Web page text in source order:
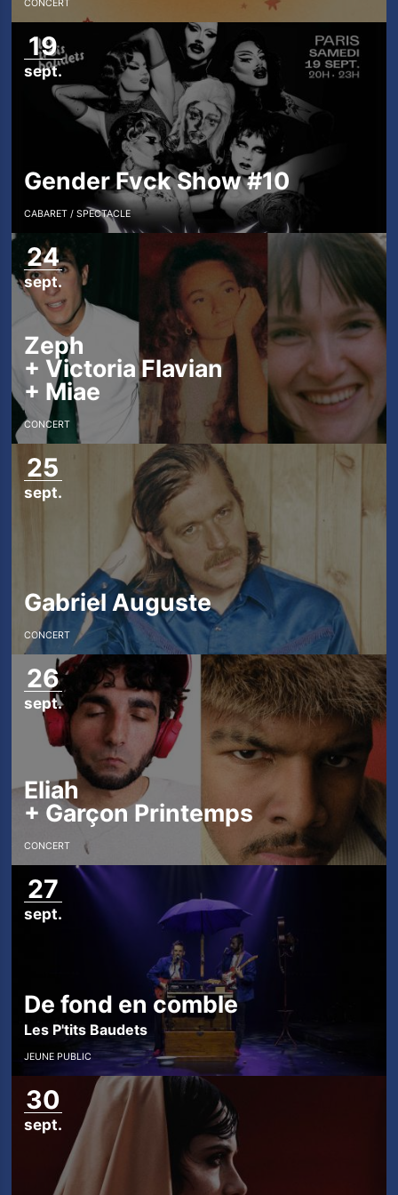
CONCERT
19
sept.
Gender Fvck Show #10
CABARET SPECTACLE
24
sept.
Zeph
+ Victoria Flavian
+ Miae
CONCERT
25
sept.
Gabriel Auguste
CONCERT
26
sept.
Eliah
+ Garçon Printemps
CONCERT
27
sept.
De fond en comble
Les P'tits Baudets
JEUNE PUBLIC
30
sept.